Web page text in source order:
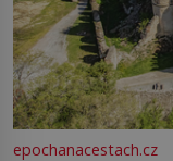
epochanacestach.cz